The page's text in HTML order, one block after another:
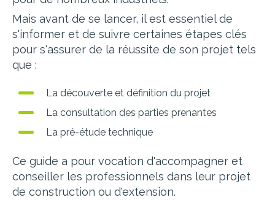
Mais avant de se lancer, il est essentiel de
s'informer et de suivre certaines étapes clés
pour s'assurer de la réussite de son projet tels
que :
La découverte et définition du projet
La consultation des parties prenantes
La pré-étude technique
Ce guide a pour vocation d'accompagner et
conseiller les professionnels dans leur projet
de construction ou d'extension.